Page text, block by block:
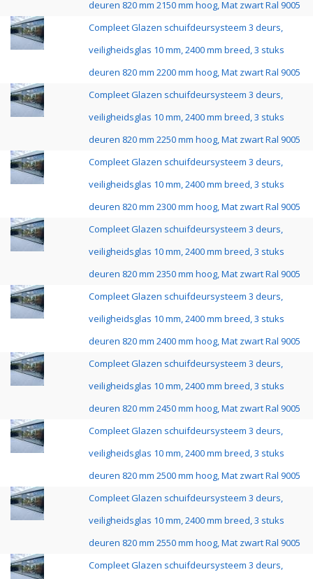
deuren 820 mm 2150 mm hoog, Mat zwart Ral 9005
Compleet Glazen schuifdeursysteem 3 deurs,
veiligheidsglas 10 mm, 2400 mm breed, 3 stuks
deuren 820 mm 2200 mm hoog, Mat zwart Ral 9005
Compleet Glazen schuifdeursysteem 3 deurs,
veiligheidsglas 10 mm, 2400 mm breed, 3 stuks
deuren 820 mm 2250 mm hoog, Mat zwart Ral 9005
Compleet Glazen schuifdeursysteem 3 deurs,
veiligheidsglas 10 mm, 2400 mm breed, 3 stuks
deuren 820 mm 2300 mm hoog, Mat zwart Ral 9005
Compleet Glazen schuifdeursysteem 3 deurs,
veiligheidsglas 10 mm, 2400 mm breed, 3 stuks
deuren 820 mm 2350 mm hoog, Mat zwart Ral 9005
Compleet Glazen schuifdeursysteem 3 deurs,
veiligheidsglas 10 mm, 2400 mm breed, 3 stuks
deuren 820 mm 2400 mm hoog, Mat zwart Ral 9005
Compleet Glazen schuifdeursysteem 3 deurs,
veiligheidsglas 10 mm, 2400 mm breed, 3 stuks
deuren 820 mm 2450 mm hoog, Mat zwart Ral 9005
Compleet Glazen schuifdeursysteem 3 deurs,
veiligheidsglas 10 mm, 2400 mm breed, 3 stuks
deuren 820 mm 2500 mm hoog, Mat zwart Ral 9005
Compleet Glazen schuifdeursysteem 3 deurs,
veiligheidsglas 10 mm, 2400 mm breed, 3 stuks
deuren 820 mm 2550 mm hoog, Mat zwart Ral 9005
Compleet Glazen schuifdeursysteem 3 deurs,